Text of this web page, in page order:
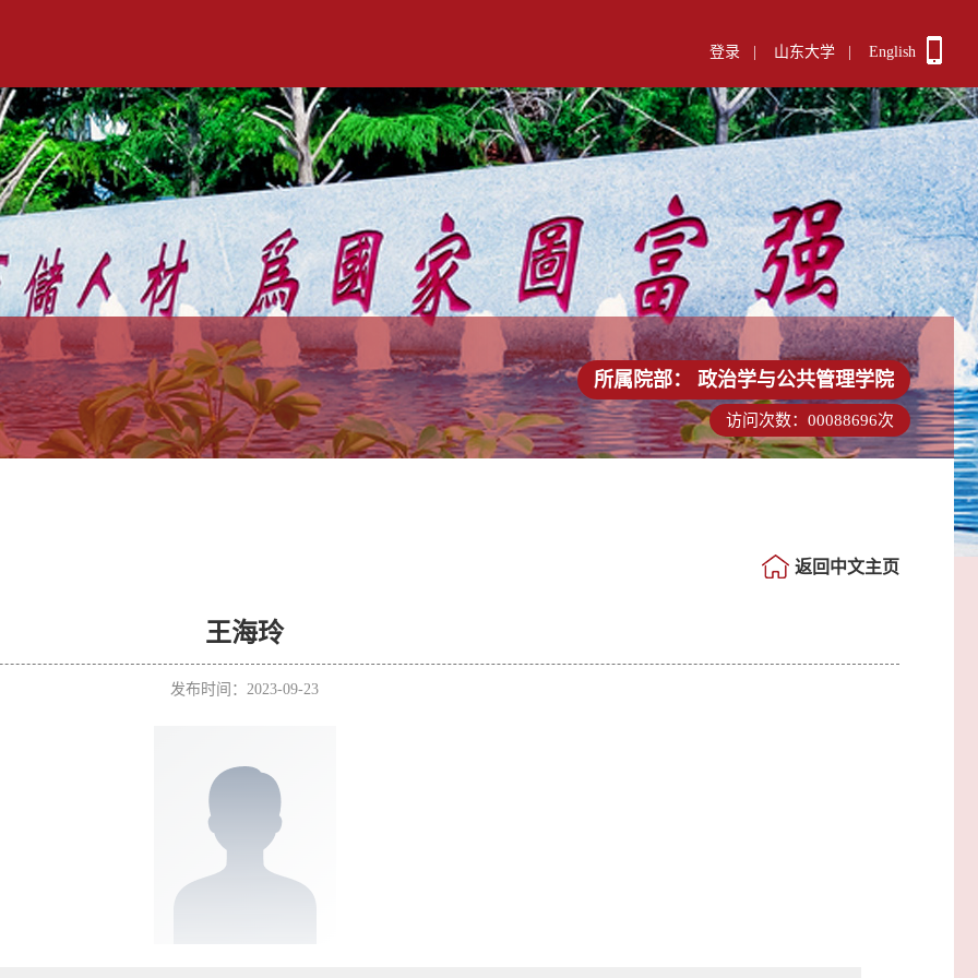
登录 山东大学 English
所属院部： 政治学与公共管理学院
访问次数： 00088696次
返回中文主页
王海玲
发布时间：2023-09-23